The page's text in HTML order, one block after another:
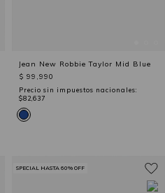
Jean New Robbie Taylor Mid Blue
$ 99,990
Precio sin impuestos nacionales:
$82,637
SPECIAL HASTA 60% OFF